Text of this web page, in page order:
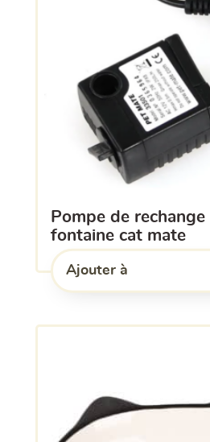
pompe de rechange pour
fontaine cat mate
Ajouter à
l'une de mes listes.